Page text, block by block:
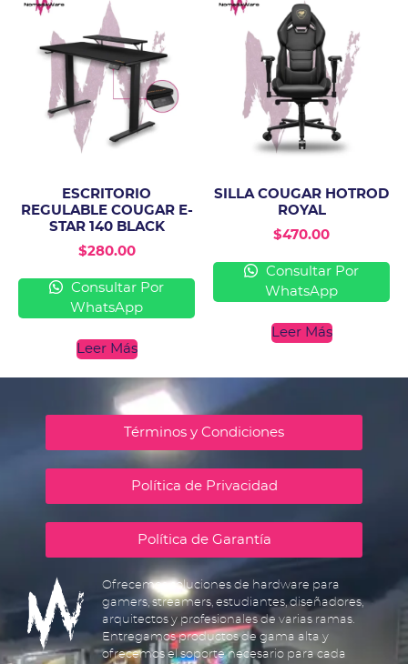
ESCRITORIO
REGULABLE COUGAR E-
STAR 140 BLACK
$280.00
Consultar Por
WhatsApp
Leer Más
SILLA COUGAR HOTROD
ROYAL
$470.00
Consultar Por
WhatsApp
Leer Más
Términos y Condiciones
Política de Privacidad
Política de Garantía
Ofrecemos soluciones de hardware para
gamers, streamers, estudiantes, diseñadores,
arquitectos y profesionales de varias ramas.
Entregamos productos de gama alta y
ofrecemos el soporte necesario para cada